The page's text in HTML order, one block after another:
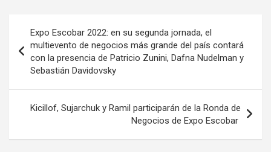
de
entradas
Expo Escobar 2022: en su segunda jornada, el
multievento de negocios más grande del país contará
con la presencia de Patricio Zunini, Dafna Nudelman y
Sebastián Davidovsky
Kicillof, Sujarchuk y Ramil participarán de la Ronda de
Negocios de Expo Escobar